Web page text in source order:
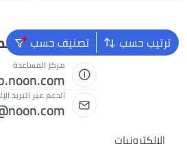
ترتيب حسب تصنيف حسب
نحن دائماً جاهزون
مركز المساعدة
الدعم عبر البريد